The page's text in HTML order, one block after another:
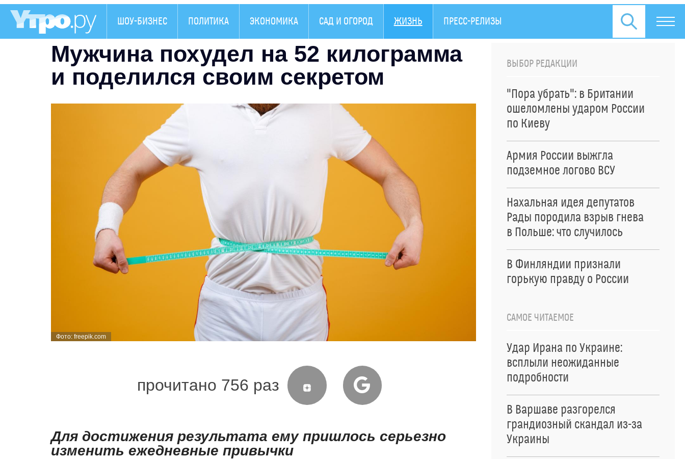
ШОУ-БИЗНЕС ПОЛИТИКА ЭКОНОМИКА САД И ОГОРОД ЖИЗНЬ ПРЕСС-РЕЛИЗЫ
Мужчина похудел на 52 килограмма
и поделился своим секретом
Фото: freepik.com
прочитано 756 раз
Для достижения результата ему пришлось серьезно
изменить ежедневные привычки
ВЫБОР РЕДАКЦИИ
"Пора убрать": в Британии
ошеломлены ударом России
по Киеву
Армия России выжгла
подземное логово ВСУ
Нахальная идея депутатов
Рады породила взрыв гнева
в Польше: что случилось
В Финляндии признали
горькую правду о России
САМОЕ ЧИТАЕМОЕ
Удар Ирана по Украине:
всплыли неожиданные
подробности
В Варшаве разгорелся
грандиозный скандал из-за
Украины